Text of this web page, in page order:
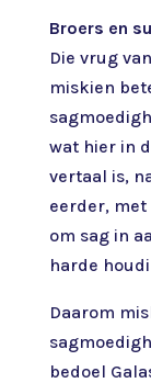
Broers en
Die vrug
miskien
wat hier in
vertaal is,
eerder,
om sag in
harde
Daarom
bedoel